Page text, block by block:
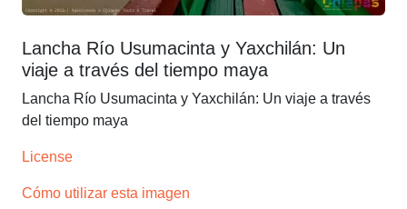
Lancha Río Usumacinta y Yaxchilán: Un
viaje a través del tiempo maya
Lancha Río Usumacinta y Yaxchilán: Un viaje a través
del tiempo maya
License
Cómo utilizar esta imagen